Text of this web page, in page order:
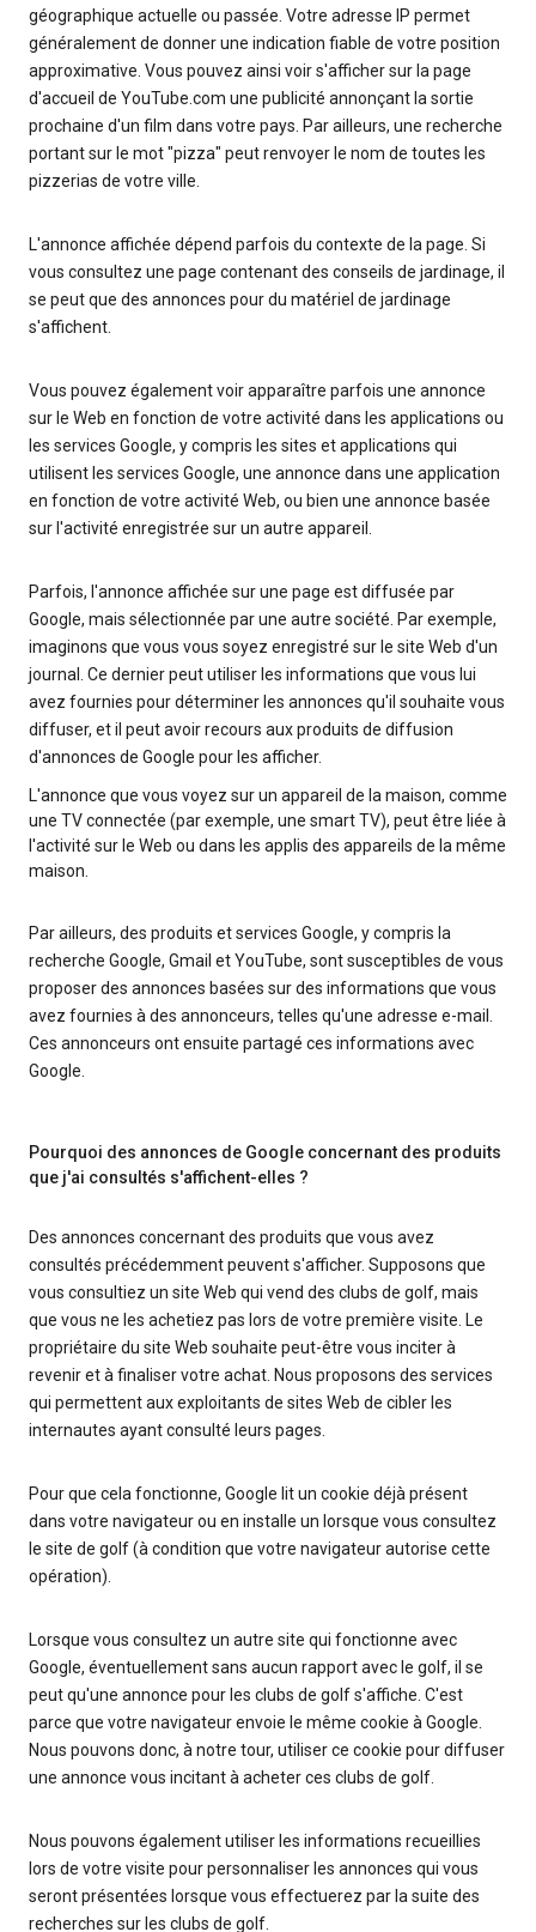
géographique actuelle ou passée. Votre adresse IP permet
généralement de donner une indication fiable de votre position
approximative. Vous pouvez ainsi voir s'afficher sur la page
d'accueil de YouTube.com une publicité annonçant la sortie
prochaine d'un film dans votre pays. Par ailleurs, une recherche
portant sur le mot "pizza" peut renvoyer le nom de toutes les
pizzerias de votre ville.
L'annonce affichée dépend parfois du contexte de la page. Si
vous consultez une page contenant des conseils de jardinage, il
se peut que des annonces pour du matériel de jardinage
s'affichent.
Vous pouvez également voir apparaître parfois une annonce
sur le Web en fonction de votre activité dans les applications ou
les services Google, y compris les sites et applications qui
utilisent les services Google, une annonce dans une application
en fonction de votre activité Web, ou bien une annonce basée
sur l'activité enregistrée sur un autre appareil.
Parfois, l'annonce affichée sur une page est diffusée par
Google, mais sélectionnée par une autre société. Par exemple,
imaginons que vous vous soyez enregistré sur le site Web d'un
journal. Ce dernier peut utiliser les informations que vous lui
avez fournies pour déterminer les annonces qu'il souhaite vous
diffuser, et il peut avoir recours aux produits de diffusion
d'annonces de Google pour les afficher.
L'annonce que vous voyez sur un appareil de la maison, comme
une TV connectée (par exemple, une smart TV), peut être liée à
l'activité sur le Web ou dans les applis des appareils de la même
maison.
Par ailleurs, des produits et services Google, y compris la
recherche Google, Gmail et YouTube, sont susceptibles de vous
proposer des annonces basées sur des informations que vous
avez fournies à des annonceurs, telles qu'une adresse e-mail.
Ces annonceurs ont ensuite partagé ces informations avec
Google.
Pourquoi des annonces de Google concernant des produits
que j'ai consultés s'affichent-elles ?
Des annonces concernant des produits que vous avez
consultés précédemment peuvent s'afficher. Supposons que
vous consultiez un site Web qui vend des clubs de golf, mais
que vous ne les achetiez pas lors de votre première visite. Le
propriétaire du site Web souhaite peut-être vous inciter à
revenir et à finaliser votre achat. Nous proposons des services
qui permettent aux exploitants de sites Web de cibler les
internautes ayant consulté leurs pages.
Pour que cela fonctionne, Google lit un cookie déjà présent
dans votre navigateur ou en installe un lorsque vous consultez
le site de golf (à condition que votre navigateur autorise cette
opération).
Lorsque vous consultez un autre site qui fonctionne avec
Google, éventuellement sans aucun rapport avec le golf, il se
peut qu'une annonce pour les clubs de golf s'affiche. C'est
parce que votre navigateur envoie le même cookie à Google.
Nous pouvons donc, à notre tour, utiliser ce cookie pour diffuser
une annonce vous incitant à acheter ces clubs de golf.
Nous pouvons également utiliser les informations recueillies
lors de votre visite pour personnaliser les annonces qui vous
seront présentées lorsque vous effectuerez par la suite des
recherches sur les clubs de golf.